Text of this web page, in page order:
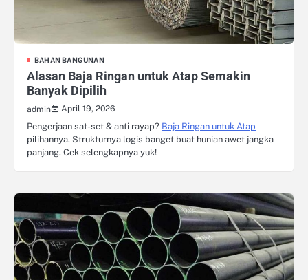
BAHAN BANGUNAN
Alasan Baja Ringan untuk Atap Semakin
Banyak Dipilih
admin
April 19, 2026
Pengerjaan sat-set & anti rayap? Baja Ringan untuk Atap
pilihannya. Strukturnya logis banget buat hunian awet jangka
panjang. Cek selengkapnya yuk!